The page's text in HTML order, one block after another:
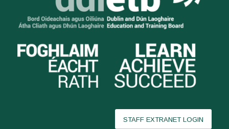
STAFF EXTRANET LOGIN